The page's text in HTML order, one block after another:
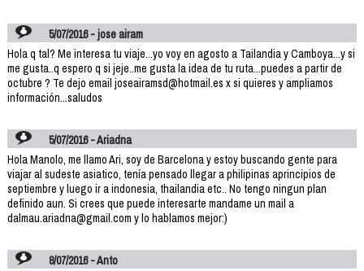
5/07/2016 - jose airam
Hola q tal? Me interesa tu viaje...yo voy en agosto a Tailandia y Camboya...y si
me gusta..q espero q si jeje..me gusta la idea de tu ruta...puedes a partir de
octubre ? Te dejo email joseairamsd@hotmail.es x si quieres y ampliamos
información...saludos
5/07/2016 - Ariadna
Hola Manolo, me llamo Ari, soy de Barcelona y estoy buscando gente para
viajar al sudeste asiatico, tenía pensado llegar a philipinas aprincipios de
septiembre y luego ir a indonesia, thailandia etc.. No tengo ningun plan
definido aun. Si crees que puede interesarte mandame un mail a
dalmau.ariadna@gmail.com y lo hablamos mejor:)
8/07/2016 - Anto